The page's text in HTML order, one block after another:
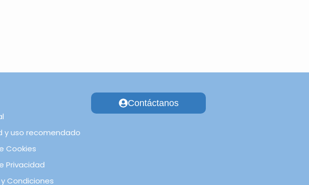
y uso recomendado
Cookies
Privacidad
Condiciones
Contáctanos